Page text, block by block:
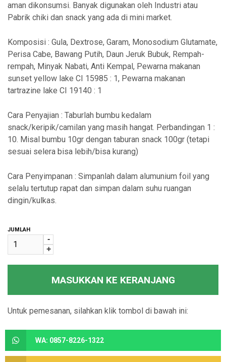
aman dikonsumsi. Banyak digunakan oleh Industri atau
Pabrik chiki dan snack yang ada di mini market.
Komposisi : Gula, Dextrose, Garam, Monosodium Glutamate,
Perisa Cabe, Bawang Putih, Daun Jeruk Bubuk, Rempah-
rempah, Minyak Nabati, Anti Kempal, Pewarna makanan
sunset yellow lake CI 15985 : 1, Pewarna makanan
tartrazine lake CI 19140 : 1
Cara Penyajian : Taburlah bumbu kedalam
snack/keripik/camilan yang masih hangat. Perbandingan 1 :
10. Misal bumbu 10gr dengan taburan snack 100gr (tetapi
sesuai selera bisa lebih/bisa kurang)
Cara Penyimpanan : Simpanlah dalam alumunium foil yang
selalu tertutup rapat dan simpan dalam suhu ruangan
dingin/kulkas.
JUMLAH
-
+
MASUKKAN KE KERANJANG
Untuk pemesanan, silahkan klik tombol di bawah ini:
WA: 0857-8226-1322